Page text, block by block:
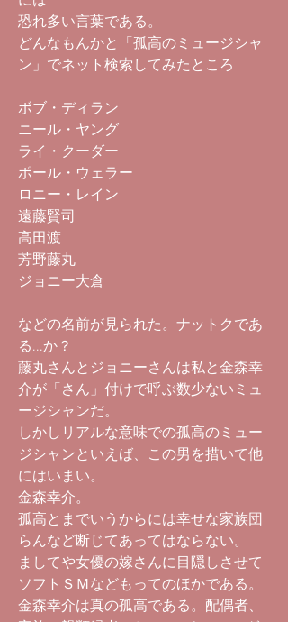
恐れ多い言葉である。
どんなもんかと「孤高のミュージシャ
ン」でネット検索してみたところ
ボブ・ディラン
ニール・ヤング
ライ・クーダー
ポール・ウェラー
ロニー・レイン
遠藤賢司
高田渡
芳野藤丸
ジョニー大倉
などの名前が見られた。ナットクであ
る...か？
藤丸さんとジョニーさんは私と金森幸
介が「さん」付けで呼ぶ数少ないミュ
ージシャンだ。
しかしリアルな意味での孤高のミュー
ジシャンといえば、この男を措いて他
にはいまい。
金森幸介。
孤高とまでいうからには幸せな家族団
らんなど断じてあってはならない。
ましてや女優の嫁さんに目隠しさせて
ソフトＳＭなどもってのほかである。
金森幸介は真の孤高である。配偶者、